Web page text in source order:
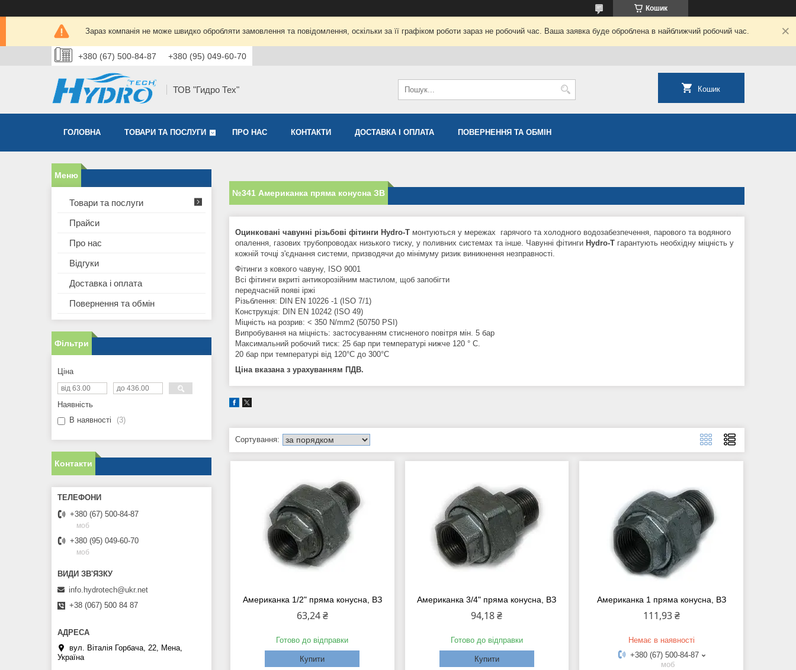
Кошик
Зараз компанія не може швидко обробляти замовлення та повідомлення, оскільки за її графіком роботи зараз не робочий час. Ваша заявка буде оброблена в найближчий робочий час.
+380 (67) 500-84-87 +380 (95) 049-60-70
ТОВ "Гидро Тех" Кошик
ГОЛОВНА ТОВАРИ ТА ПОСЛУГИ ПРО НАС КОНТАКТИ ДОСТАВКА І ОПЛАТА ПОВЕРНЕННЯ ТА ОБМІН
№341 Американка пряма конусна ЗВ
Оцинковані чавунні різьбові фітинги Hydro-T монтуються у мережах гарячого та холодного водозабезпечення, парового та водяного
опалення, газових трубопроводах низького тиску, у поливних системах та інше. Чавунні фітинги Hydro-T гарантують необхідну міцність у
кожній точці з'єднання системи, призводячи до мінімуму ризик виникнення незправності.
Фітинги з ковкого чавуну, ISO 9001
Всі фітинги вкриті антикорозійним мастилом, щоб запобігти
передчасній появі іржі
Різьблення: DIN EN 10226 -1 (ISO 7/1)
Конструкція: DIN EN 10242 (ISO 49)
Міцність на розрив: < 350 N/mm2 (50750 PSI)
Випробування на міцність: застосуванням стисненого повітря мін. 5 бар
Максимальний робочий тиск: 25 бар при температурі нижче 120 ° С.
20 бар при температурі від 120°C до 300°C
Ціна вказана з урахуванням ПДВ.
Американка 1/2" пряма конусна, ВЗ
63,24 ₴
Готово до відправки
Купити
Американка 3/4" пряма конусна, ВЗ
94,18 ₴
Готово до відправки
Купити
Американка 1 пряма конусна, ВЗ
111,93 ₴
Немає в наявності
+380 (67) 500-84-87
моб
Товари та послуги
Прайси
Про нас
Відгуки
Доставка і оплата
Повернення та обмін
Фільтри
Ціна
Наявність
В наявності
3
Контакти
+380 (67) 500-84-87
моб
+380 (95) 049-60-70
моб
info.hydrotech@ukr.net
+38 (067) 500 84 87
вул. Віталія Горбача, 22, Мена,
Україна